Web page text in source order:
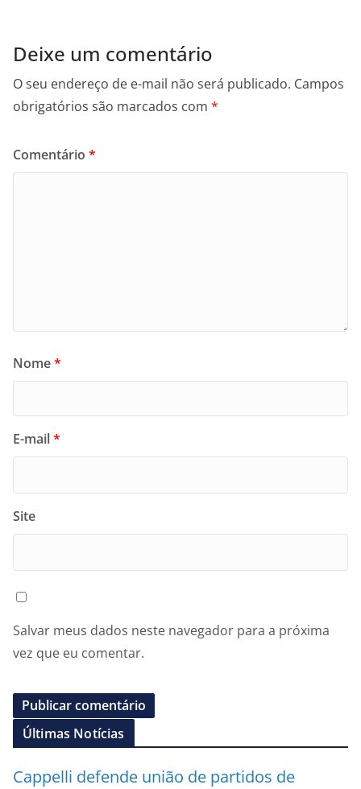
Deixe um comentário
O seu endereço de e-mail não será publicado. Campos
obrigatórios são marcados com *
Comentário *
Nome*
E-mail*
Site
Salvar meus dados neste navegador para a próxima
vez que eu comentar.
Últimas Notícias
Cappelli defende união de partidos de